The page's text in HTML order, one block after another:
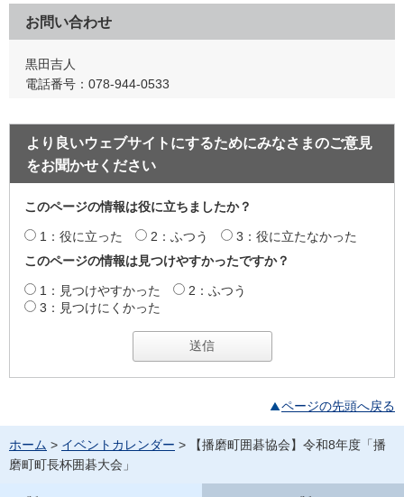
お問い合わせ
黒田吉人
電話番号：078-944-0533
より良いウェブサイトにするためにみなさまのご意見
をお聞かせください
このページの情報は役に立ちましたか？
1：役に立った 2：ふつう
3：役に立たなかった
このページの情報は見つけやすかったですか？
1：見つけやすかった
2：ふつう
3：見つけにくかった
ページの先頭へ戻る
ホーム > イベントカレンダー > 【播磨町囲碁協会】令和8年度「播
磨町町長杯囲碁大会」